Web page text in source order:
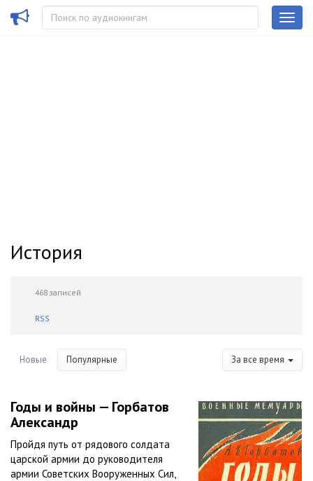
История
468 записей
RSS
Новые Популярные За все время
Годы и войны — Горбатов
Александр
Пройдя путь от рядового солдата
царской армии до руководителя
армии Советских Вооруженных Сил,